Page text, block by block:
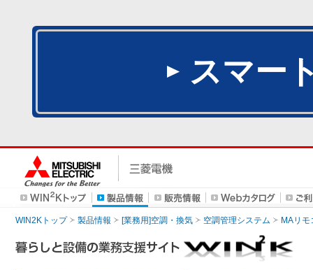
スマー
WIN2Kトップ 製品情報 [業務用]空調・換気 空調管理システム MAリモ